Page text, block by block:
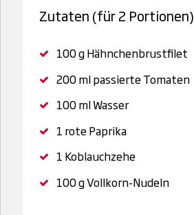
Zutaten (für 2 Portionen)
100 gHähnchenbrustfilet
200 mlpassierte Tomaten
100 mlWasser
1 rote Paprika
1 Koblauchzehe
100 gVollkorn-Nudeln